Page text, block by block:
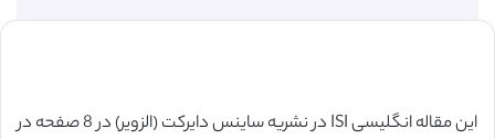
این مقاله انگلیسی ISI در نشریه ساینس دایرکت (الزویر) در 8 صفحه در